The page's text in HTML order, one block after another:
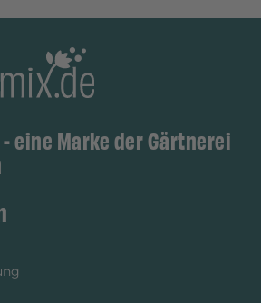
eine Marke der Gärtnerei